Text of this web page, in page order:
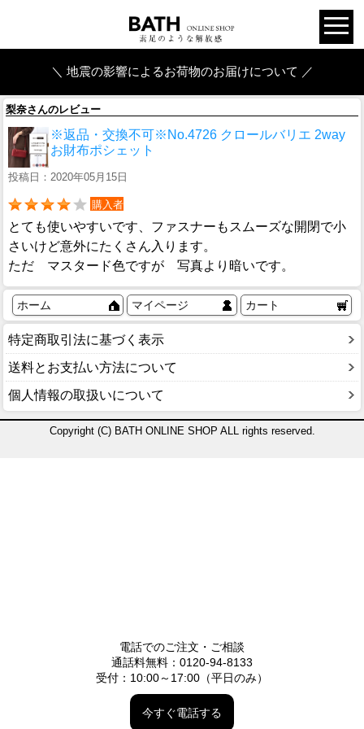
＼ 地震の影響によるお荷物のお届けについて ／
梨奈さんのレビュー
※返品・交換不可※No.4726 クロールバリエ 2way
お財布ポシェット
投稿日：2020年05月15日
購入者
とても使いやすいです、ファスナーもスムーズな開閉で小
さいけど意外にたくさん入ります。
ただ マスタード色ですが 写真より暗いです。
ホーム マイページ カート
特定商取引法に基づく表示
送料とお支払い方法について
個人情報の取扱いについて
Copyright (C) BATH ONLINE SHOP ALL rights reserved.
電話でのご注文・ご相談
通話料無料：0120-94-8133
受付：10:00～17:00（平日のみ）
今すぐ電話する